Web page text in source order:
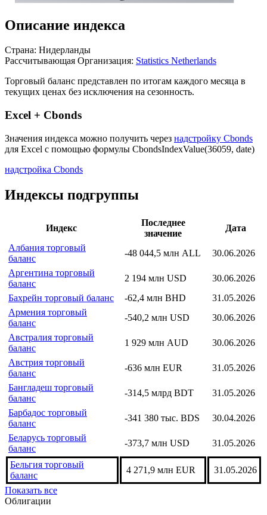
Описание индекса
Страна: Нидерланды
Рассчитывающая Организация: Statistics Netherlands
Торговый баланс представлен по итогам каждого месяца в
текущих ценах без исключения на сезонность.
Excel + Cbonds
Значения индекса можно получить через надстройку Cbonds
для Excel с помощью формулы CbondsIndexValue(36059, date)
надстройка Cbonds
Индексы подгруппы
Индекс
Последнее
значение
Дата
Албания торговый
баланс
-48 044,5 млн ALL
30.06.2026
Аргентина торговый
баланс
2 194 млн USD
30.06.2026
Бахрейн торговый баланс
-62,4 млн BHD
31.05.2026
Армения торговый
баланс
-540,2 млн USD
30.06.2026
Австралия торговый
баланс
1 929 млн AUD
30.06.2026
Австрия торговый
баланс
-636 млн EUR
31.05.2026
Бангладеш торговый
баланс
-314,5 млрд BDT
31.05.2026
Барбадос торговый
баланс
-341 380 тыс. BDS
30.04.2026
Беларусь торговый
баланс
-373,7 млн USD 31.05.2026
Бельгия торговый
баланс
4 271,9 млн EUR
31.05.2026
Показать все
Облигации